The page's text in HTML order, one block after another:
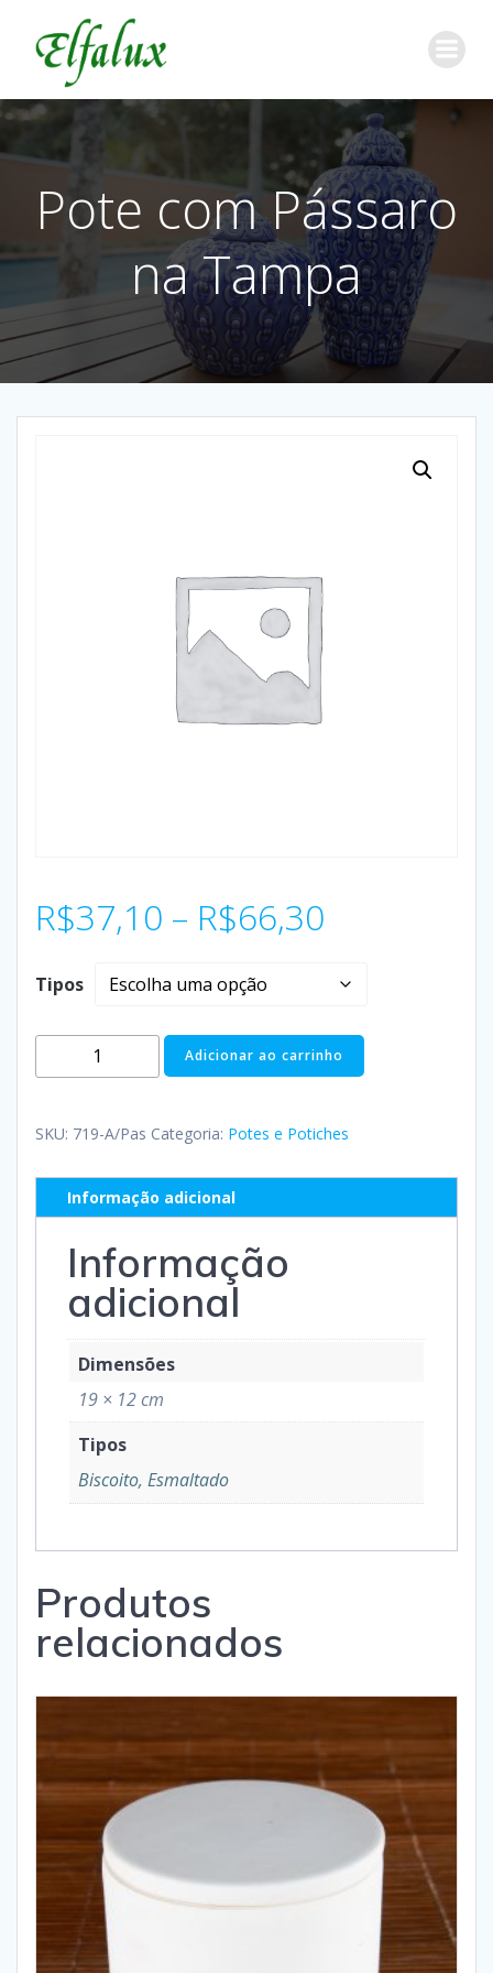
Pote com Pássaro
na Tampa
R$37,10 – R$66,30
Tipos
Adicionar ao carrinho
SKU: 719-A/Pas Categoria: Potes e Potiches
Informação adicional
Informação
adicional
Dimensões
19 × 12 cm
Tipos
Biscoito, Esmaltado
Produtos
relacionados